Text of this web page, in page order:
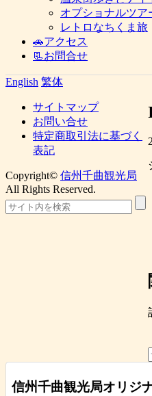
オプショナルツア
レトロなちくま旅
🚗アクセス
📃お問合せ
English 繁体
信州千曲観光局オリジ
サイトマップ
お問い合せ
特定商取引法に基づく
表記
Copyright© 信州千曲観光局
All Rights Reserved.